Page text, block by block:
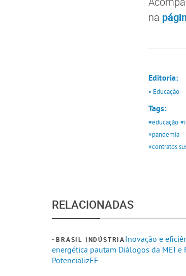
na
Editoria:
• Educação
Tags:
#educação
#pandemia
#contratos
RELACIONADAS
BRASIL INDÚSTRIAInovação e
energética pautam Diálogos da MEI e
PotencializEE